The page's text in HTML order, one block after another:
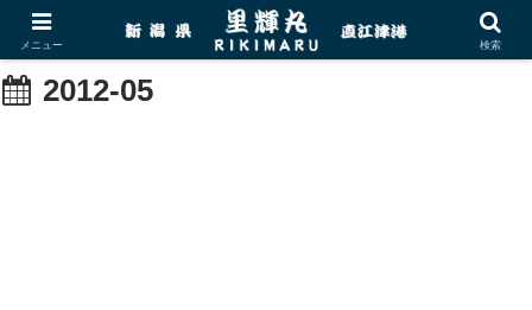
2012-05
メニュー 検索